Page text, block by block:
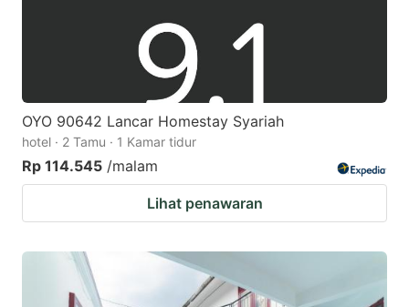
OYO 90642 Lancar Homestay Syariah
hotel · 2 Tamu · 1 Kamar tidur
Rp 114.545 /malam
Lihat penawaran